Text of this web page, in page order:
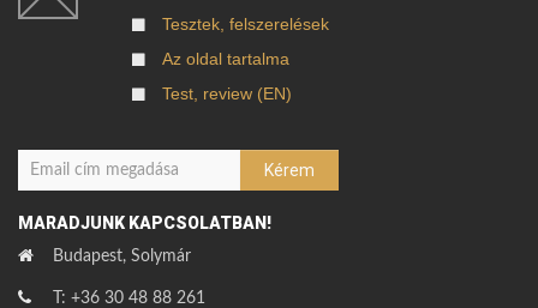
Tesztek, felszerelések
Az oldal tartalma
Test, review (EN)
MARADJUNK KAPCSOLATBAN!
Budapest, Solymár
T: +36 30 48 88 261